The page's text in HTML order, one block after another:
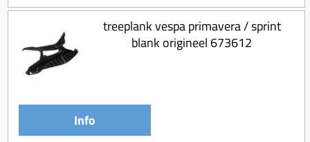
treeplank vespa primavera / sprint
blank origineel 673612
Info